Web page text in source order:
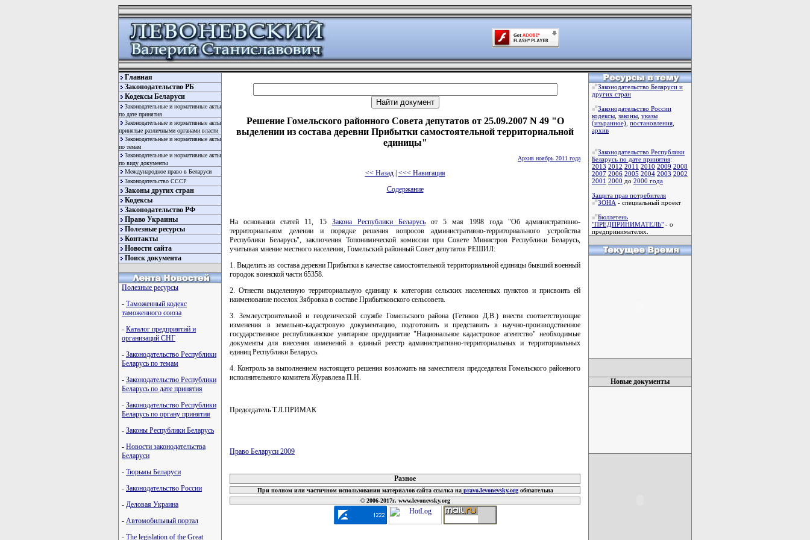
Главная
Законодательство РБ
Кодексы Беларуси
Законодательные и нормативные акты
по дате принятия
Законодательные и нормативные акты
принятые различными органами власти
Законодательные и нормативные акты
по темам
Законодательные и нормативные акты
по виду документы
Международное право в Беларуси
Законодательство СССР
Законы других стран
Кодексы
Законодательство РФ
Право Украины
Полезные ресурсы
Контакты
Новости сайта
Поиск документа
Полезные ресурсы
- Таможенный кодекс
таможенного союза
- Каталог предприятий и
организаций СНГ
- Законодательство Республики
Беларусь по темам
- Законодательство Республики
Беларусь по дате принятия
- Законодательство Республики
Беларусь по органу принятия
- Законы Республики Беларусь
- Новости законодательства
Беларуси
- Тюрьмы Беларуси
- Законодательство России
- Деловая Украина
- Автомобильный портал
- The legislation of the Great
Решение Гомельского районного Совета депутатов от 25.09.2007 N 49 "О
выделении из состава деревни Прибытки самостоятельной территориальной
единицы"
Архив ноябрь 2011 года
<< Назад| <<< Навигация
Содержание
На основании статей 11, 15 Закона Республики Беларусь от 5 мая 1998 года "Об административно-
территориальном делении и порядке решения вопросов административно-территориального устройства
Республики Беларусь", заключения Топонимической комиссии при Совете Министров Республики Беларусь,
учитывая мнение местного населения, Гомельский районный Совет депутатов РЕШИЛ:
1. Выделить из состава деревни Прибытки в качестве самостоятельной территориальной единицы бывший военный
городок воинской части 65358.
2. Отнести выделенную территориальную единицу к категории сельских населенных пунктов и присвоить ей
наименование поселок Зябровка в составе Прибытковского сельсовета.
3. Землеустроительной и геодезической службе Гомельского района (Гетиков Д.В.) внести соответствующие
изменения в земельно-кадастровую документацию, подготовить и представить в научно-производственное
государственное республиканское унитарное предприятие "Национальное кадастровое агентство" необходимые
документы для внесения изменений в единый реестр административно-территориальных и территориальных
единиц Республики Беларусь.
4. Контроль за выполнением настоящего решения возложить на заместителя председателя Гомельского районного
исполнительного комитета Журавлева П.Н.
Председатель Т.Л.ПРИМАК
Право Беларуси 2009
Разное
При полном или частичном использовании материалов сайта ссылка наpravo.levonevsky.orgобязательна
© 2006-2017г. www.levonevsky.org
Законодательство Беларуси и
других стран
Законодательство России
кодексы законы указы
(изьранное) постановления
архив
Законодательство Республики
Беларусь по дате принятия:
2013 2012 2011 2010 2009 2008
2007 2006 2005 2004 2003 2002
2001 2000 до 2000 года
Защита прав потребителя
ЗОНА - специальный проект
Бюллетень
"ПРЕДПРИНИМАТЕЛЬ" - о
предпринимателях.
Новые документы